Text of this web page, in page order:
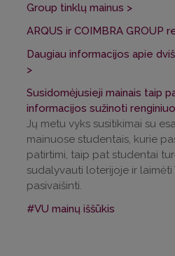
Group tinklų mainus >
ARQUS ir COIMBRA GROUP
Daugiau informacijos apie
>
Susidomėjusieji mainais taip
informacijos sužinoti
Jų metu vyks susitikimai su
mainuose studentais, kurie
patirtimi, taip pat studentai
sudalyvauti loterijoje ir laimėti
pasivaišinti.
#VU mainų iššūkis